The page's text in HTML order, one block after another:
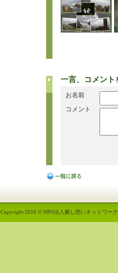
一言、コメント
お名前
コメント
Copyright 2016 © NPO法人癒し憩いネットワー